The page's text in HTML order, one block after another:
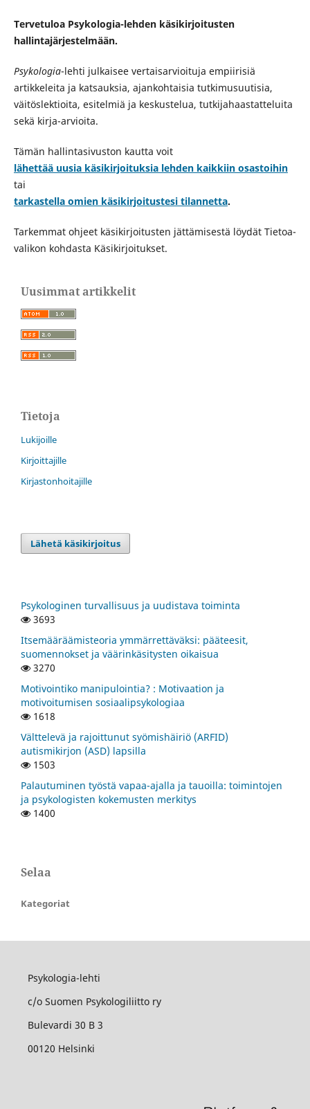
Tervetuloa Psykologia-lehden käsikirjoitusten
hallintajärjestelmään.
Psykologia-lehti julkaisee vertaisarvioituja empiirisiä
artikkeleita ja katsauksia, ajankohtaisia tutkimusuutisia,
väitöslektioita, esitelmiä ja keskustelua, tutkijahaastatteluita
sekä kirja-arvioita.
Tämän hallintasivuston kautta voit
lähettää uusia käsikirjoituksia lehden kaikkiin osastoihin
tai
tarkastella omien käsikirjoitustesi tilannetta.
Tarkemmat ohjeet käsikirjoitusten jättämisestä löydät Tietoa-
valikon kohdasta Käsikirjoitukset.
Uusimmat artikkelit
Tietoja
Lukijoille
Kirjoittajille
Kirjastonhoitajille
Lähetä käsikirjoitus
Psykologinen turvallisuus ja uudistava toiminta
3693
Itsemääräämisteoria ymmärrettäväksi: pääteesit,
suomennokset ja väärinkäsitysten oikaisua
3270
Motivointiko manipulointia? : Motivaation ja
motivoitumisen sosiaalipsykologiaa
1618
Välttelevä ja rajoittunut syömishäiriö (ARFID)
autismikirjon (ASD) lapsilla
1503
Palautuminen työstä vapaa-ajalla ja tauoilla: toimintojen
ja psykologisten kokemusten merkitys
1400
Selaa
Kategoriat
Psykologia-lehti
c/o Suomen Psykologiliitto ry
Bulevardi 30 B 3
00120 Helsinki